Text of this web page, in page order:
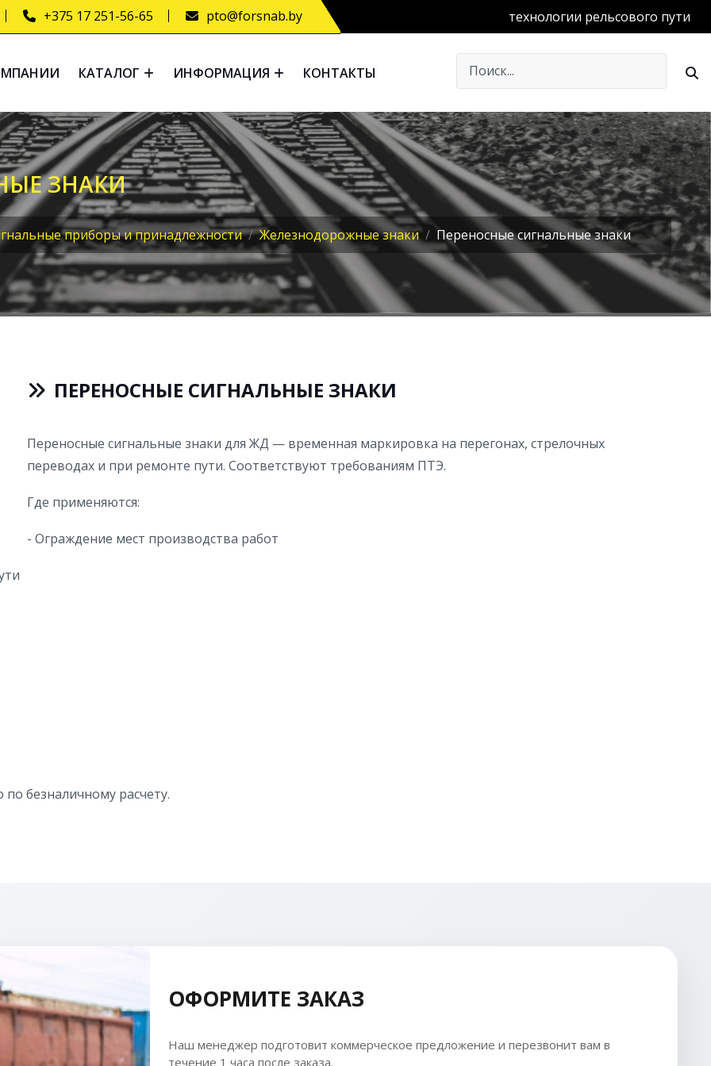
+375 17 251-56-65 pto@forsnab.by
КАТАЛОГ ИНФОРМАЦИЯ КОНТАКТЫ
технологии рельсового пути
ЗНАКИ
приборы и принадлежности Железнодорожные знаки Переносные сигнальные знаки
ПЕРЕНОСНЫЕ СИГНАЛЬНЫЕ ЗНАКИ
Переносные сигнальные знаки для ЖД — временная маркировка на перегонах, стрелочных
переводах и при ремонте пути. Соответствуют требованиям ПТЭ.
Где применяются:
- Ограждение мест производства работ
безналичному расчету.
ОФОРМИТЕ ЗАКАЗ
Наш менеджер подготовит коммерческое предложение и перезвонит вам в
течение 1 часа после заказа.